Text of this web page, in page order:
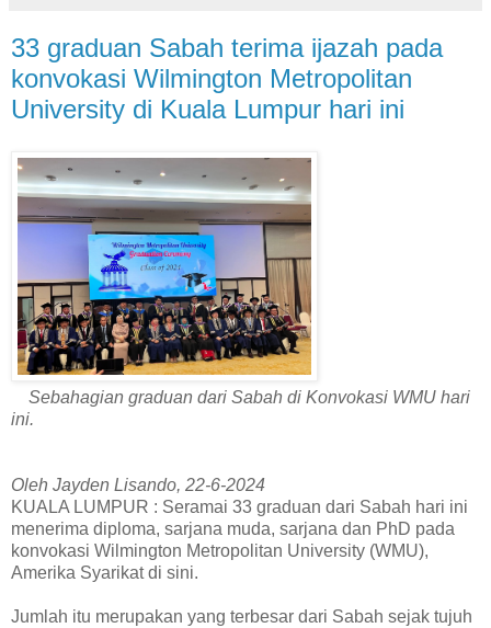
33 graduan Sabah terima ijazah pada
konvokasi Wilmington Metropolitan
University di Kuala Lumpur hari ini
Sebahagian graduan dari Sabah di Konvokasi WMU hari
ini.
Oleh Jayden Lisando, 22-6-2024
KUALA LUMPUR : Seramai 33 graduan dari Sabah hari ini
menerima diploma, sarjana muda, sarjana dan PhD pada
konvokasi Wilmington Metropolitan University (WMU),
Amerika Syarikat di sini.
Jumlah itu merupakan yang terbesar dari Sabah sejak tujuh